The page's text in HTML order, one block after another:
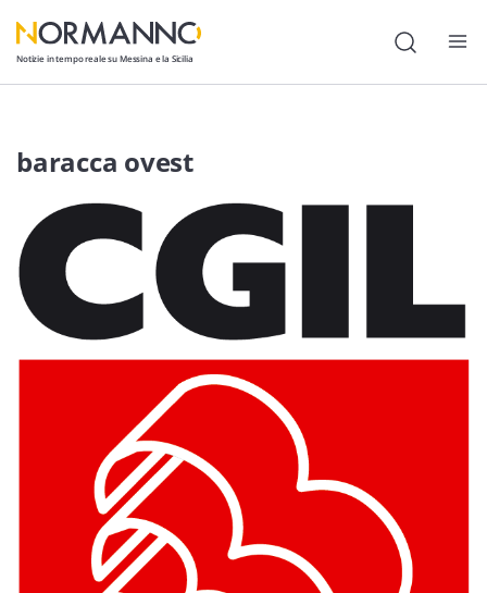
Notizie in tempo reale su Messina e la Sicilia
Politica
Cultura
Lavoro
Società
Economia
Sport
Sicilia
baracca ovest